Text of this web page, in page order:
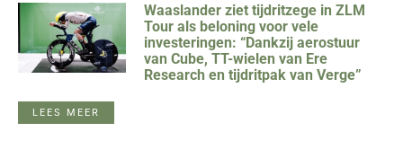
Waaslander ziet tijdritzege in ZLM
Tour als beloning voor vele
investeringen: “Dankzij aerostuur
van Cube, TT-wielen van Ere
Research en tijdritpak van Verge”
LEES MEER